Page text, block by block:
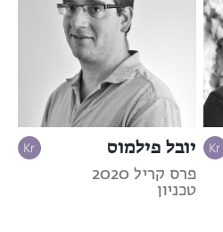
יובל פילמוס
פרס קריל 2020
טכניון